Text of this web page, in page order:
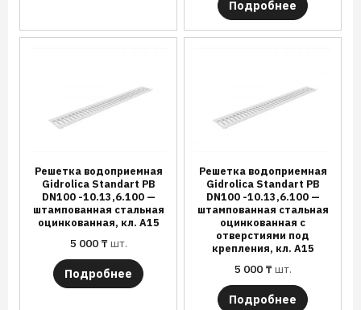
Подробнее
Решетка водоприемная
Gidrolica Standart РВ
DN100 -10.13,6.100 —
штампованная стальная
оцинкованная, кл. А15
5 000 ₸шт.
Подробнее
Решетка водоприемная
Gidrolica Standart РВ
DN100 -10.13,6.100 —
штампованная стальная
оцинкованная с
отверстиями под
крепления, кл. А15
5 000 ₸шт.
Подробнее